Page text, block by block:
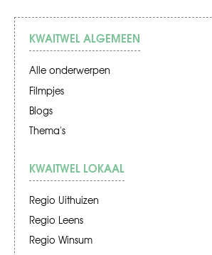
KWAITWEL ALGEMEEN
Alle onderwerpen
Filmpjes
Blogs
Thema's
KWAITWEL LOKAAL
Regio Uithuizen
Regio Leens
Regio Winsum